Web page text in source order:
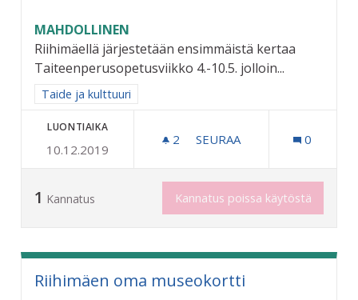
MAHDOLLINEN
Riihimäellä järjestetään ensimmäistä kertaa
Taiteenperusopetusviikko 4.-10.5. jolloin...
Rajaa tulokset aihepiirin mukaan: Taide ja kulttuuri
Taide ja kulttuuri
LUONTIAIKA
10.12.2019
2 2 SEURAAJAA
SEURAA 0
1 Kannatus Kannatus poissa käytöstä
Riihimäen oma museokortti